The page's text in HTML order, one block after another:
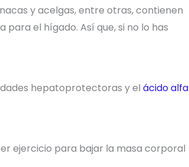
y acelgas, entre otras, contienen
para el hígado. Así que, si no lo has
hepatoprotectoras y el ácido alfa
ejercicio para bajar la masa corporal